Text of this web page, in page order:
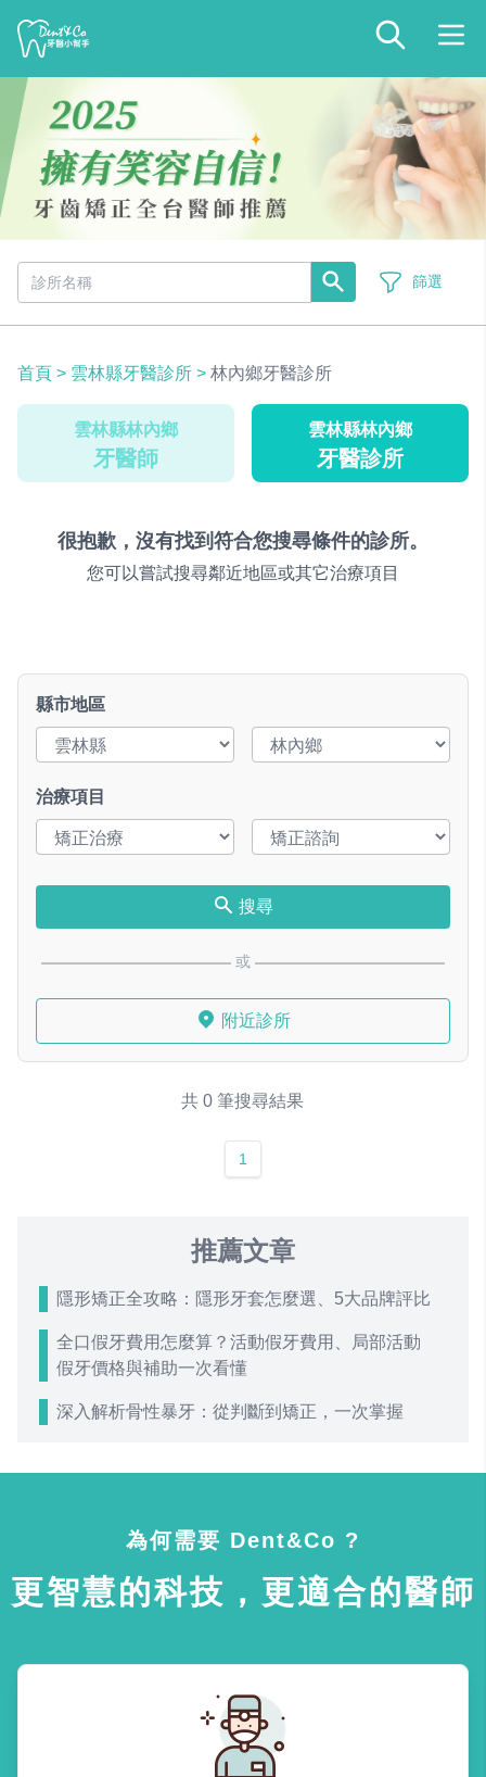
篩選
首頁 > 雲林縣牙醫診所 > 林內鄉牙醫診所
雲林縣林內鄉
牙醫師
雲林縣林內鄉
牙醫診所
很抱歉，沒有找到符合您搜尋條件的診所。
您可以嘗試搜尋鄰近地區或其它治療項目
縣市地區
治療項目
搜尋
或
附近診所
共 0 筆搜尋結果
1
推薦文章
隱形矯正全攻略：隱形牙套怎麼選、5大品牌評比
全口假牙費用怎麼算？活動假牙費用、局部活動
假牙價格與補助一次看懂
深入解析骨性暴牙：從判斷到矯正，一次掌握
為何需要 Dent&Co ?
更智慧的科技，更適合的醫師